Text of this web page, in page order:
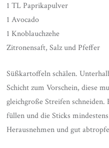
1 TL Paprikapulver
1 Avocado
1 Knoblauchzehe
Zitronensaft, Salz und Pfeffer
Süßkartoffeln schälen.
Schicht zum Vorschein, diese
gleichgroße Streifen schneiden.
füllen und die Sticks
Herausnehmen und gut